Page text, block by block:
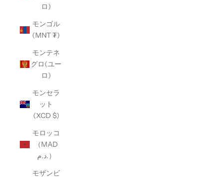
ロ)
モンゴル
(MNT ₮)
モンテネ
グロ(ユー
ロ)
モンセラ
ット
(XCD $)
モロッコ
（MAD
د.م.）
モザンビ